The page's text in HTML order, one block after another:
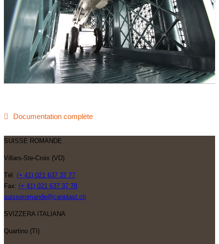
Documentation complète
SUISSE ROMANDE
Villars-Ste-Croix (VD)
Tél: (+ 41) 021 637 37 77
Fax: (+ 41) 021 637 37 78
suisseromande@canplast.ch
SVIZZERA ITALIANA
Quartino (TI)